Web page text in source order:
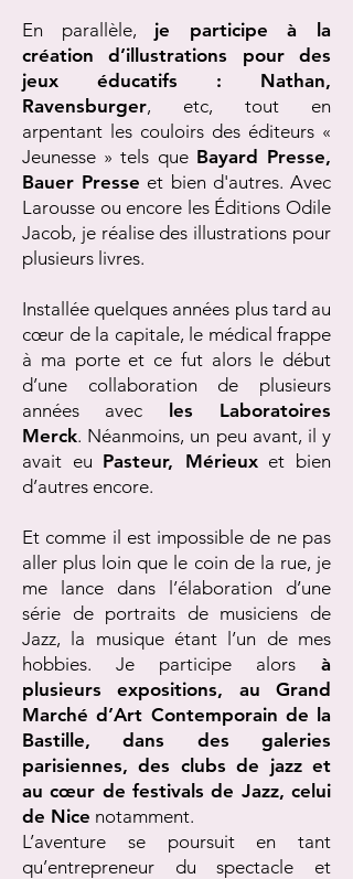
En parallèle, je participe à la
création d’illustrations pour des
jeux éducatifs : Nathan,
Ravensburger, etc, tout en
arpentant les couloirs des éditeurs «
Jeunesse » tels que Bayard Presse,
Bauer Presse et bien d'autres. Avec
Larousse ou encore les Éditions Odile
Jacob, je réalise des illustrations pour
plusieurs livres.
Installée quelques années plus tard au
cœur de la capitale, le médical frappe
à ma porte et ce fut alors le début
d’une collaboration de plusieurs
années avec
les Laboratoires
Merck. Néanmoins, un peu avant, il y
avait eu Pasteur, Mérieuxet bien
d’autres encore.
Et comme il est impossible de ne pas
aller plus loin que le coin de la rue, je
me lance dans l’élaboration d’une
série de portraits de musiciens de
Jazz, la musique étant l’un de mes
hobbies. Je participe alors à
plusieurs expositions, au Grand
Marché d’Art Contemporain de la
Bastille, dans des galeries
parisiennes, des clubs de jazz et
au cœur de festivals de Jazz, celui
de Nice notamment.
L’aventure se poursuit en tant
qu’entrepreneur du spectacle et